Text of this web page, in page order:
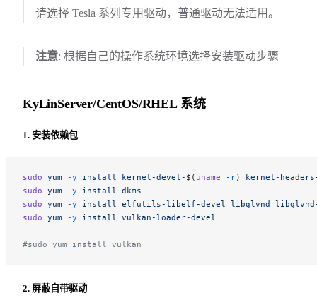
请选择 Tesla 系列专用驱动，普通驱动无法适用。
注意: 根据自己的操作系统环境选择安装驱动步骤
KyLinServer/CentOS/RHEL 系统
1. 安装依赖包
sudo yum -y install kernel-devel- $( uname -r) kernel-
sudo yum -y install dkms
sudo yum -y install elfutils-libelf-devel libglvnd
sudo yum -y install vulkan-loader-devel
#sudo yum install vulkan
2. 屏蔽自带驱动